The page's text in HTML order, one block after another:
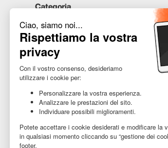
Categoria
iPhone
Samsung
Huawei
Hai bisogno di aiuto?